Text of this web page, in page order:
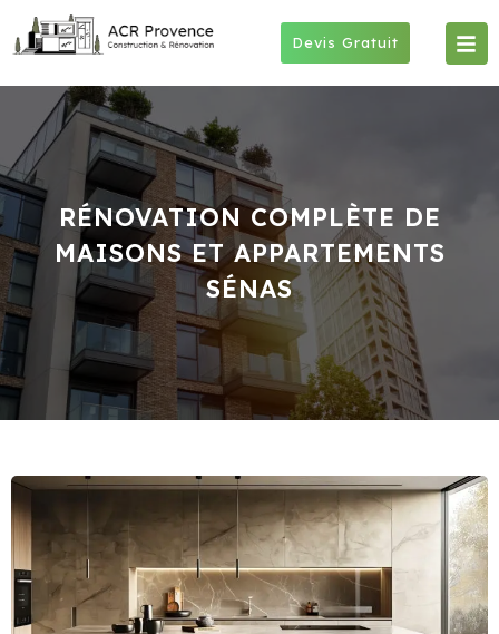
Devis Gratuit
RÉNOVATION COMPLÈTE DE
MAISONS ET APPARTEMENTS
SÉNAS